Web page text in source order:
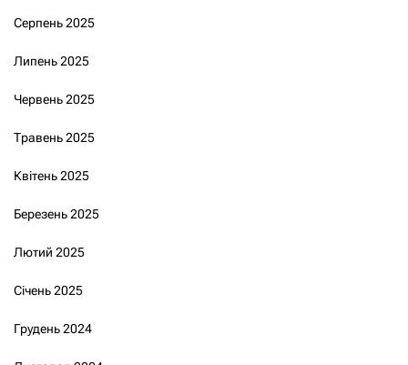
Серпень 2025
Липень 2025
Червень 2025
Травень 2025
Квітень 2025
Березень 2025
Лютий 2025
Січень 2025
Грудень 2024